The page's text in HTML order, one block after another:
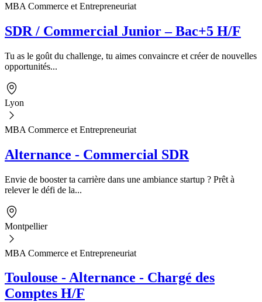
MBA Commerce et Entrepreneuriat
SDR / Commercial Junior – Bac+5 H/F
Tu as le goût du challenge, tu aimes convaincre et créer de nouvelles
opportunités...
Lyon
MBA Commerce et Entrepreneuriat
Alternance - Commercial SDR
Envie de booster ta carrière dans une ambiance startup ? Prêt à
relever le défi de la...
Montpellier
MBA Commerce et Entrepreneuriat
Toulouse - Alternance - Chargé des
Comptes H/F